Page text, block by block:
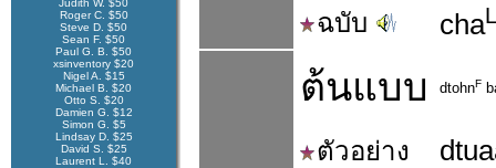
Judith W. $50
Roger C. $50
Steve D. $50
Sean F. $50
Paul G. B. $50
xsinventory $20
Nigel A. $15
Michael B. $20
Otto S. $20
Damien G. $12
Simon G. $5
Lindsay D. $25
David S. $25
Laurent L. $40
ฉบับ chaL
ต้นแบบ dtohnF
ตัวอย่าง